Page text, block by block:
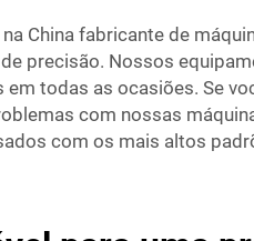
China fabricante de
precisão. Nossos
todas as ocasiões. Se
com nossas
com os mais altos